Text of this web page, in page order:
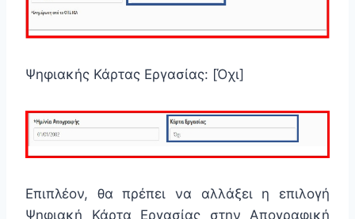
Ψηφιακής Κάρτας Εργασίας: [Όχι]
Επιπλέον, θα πρέπει να αλλάξει η επιλογή
Ψηφιακή Κάρτα Εργασίας στην Απογραφική